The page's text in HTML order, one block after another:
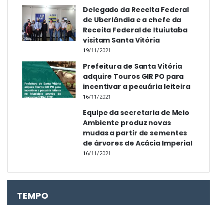
Dispositivos separam as propriedades das estradas vicinais,
Delegado da Receita Federal
de Uberlândia e a chefe da
Receita Federal de Ituiutaba
visitam Santa Vitória
19/11/2021
Prefeitura de Santa Vitória
adquire Touros GIR PO para
incentivar a pecuária leiteira
16/11/2021
Equipe da secretaria de Meio
Ambiente produz novas
mudas a partir de sementes
de árvores de Acácia Imperial
16/11/2021
TEMPO